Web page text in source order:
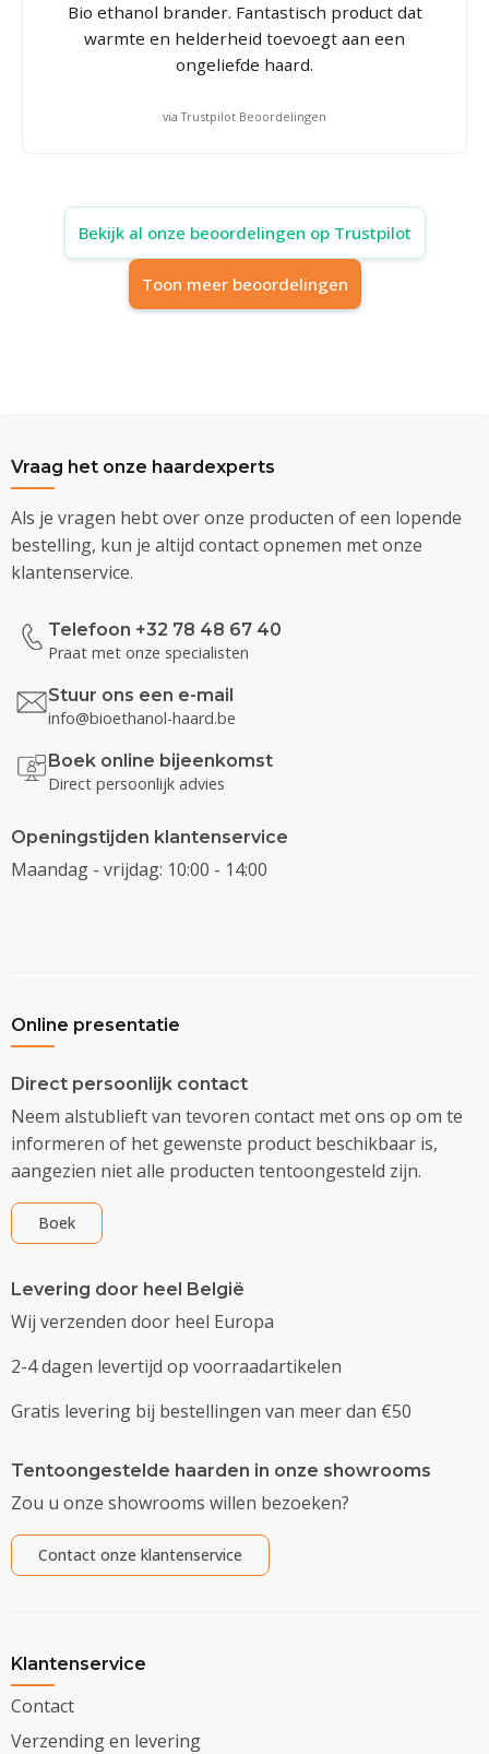
Bio ethanol brander. Fantastisch product dat
warmte en helderheid toevoegt aan een
ongeliefde haard.
via Trustpilot Beoordelingen
Bekijk al onze beoordelingen op Trustpilot
Toon meer beoordelingen
Vraag het onze haardexperts
Als je vragen hebt over onze producten of een lopende
bestelling, kun je altijd contact opnemen met onze
klantenservice.
Telefoon +32 78 48 67 40
Praat met onze specialisten
Stuur ons een e-mail
info@bioethanol-haard.be
Boek online bijeenkomst
Direct persoonlijk advies
Openingstijden klantenservice
Maandag - vrijdag: 10:00 - 14:00
Online presentatie
Direct persoonlijk contact
Neem alstublieft van tevoren contact met ons op om te
informeren of het gewenste product beschikbaar is,
aangezien niet alle producten tentoongesteld zijn.
Boek
Levering door heel België
Wij verzenden door heel Europa
2-4 dagen levertijd op voorraadartikelen
Gratis levering bij bestellingen van meer dan €50
Tentoongestelde haarden in onze showrooms
Zou u onze showrooms willen bezoeken?
Contact onze klantenservice
Klantenservice
Contact
Verzending en levering